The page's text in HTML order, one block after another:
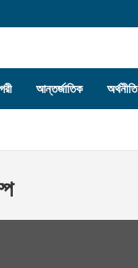
আন্তর্জাতিক অর্থনীতি